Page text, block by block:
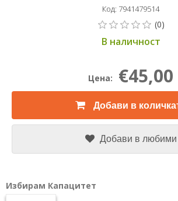
Код: 7941479514
В наличност
Цена: €45,00
Добави в
Добави в любими
Избирам Капацитет